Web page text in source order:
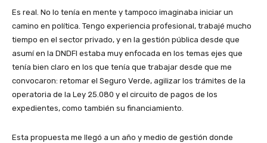
Es real. No lo tenía en mente y tampoco imaginaba iniciar un
camino en política. Tengo experiencia profesional, trabajé mucho
tiempo en el sector privado, y en la gestión pública desde que
asumí en la DNDFI estaba muy enfocada en los temas ejes que
tenía bien claro en los que tenía que trabajar desde que me
convocaron: retomar el Seguro Verde, agilizar los trámites de la
operatoria de la Ley 25.080 y el circuito de pagos de los
expedientes, como también su financiamiento.
Esta propuesta me llegó a un año y medio de gestión donde